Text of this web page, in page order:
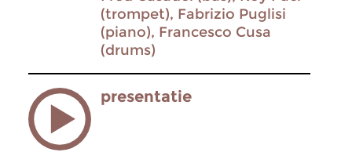
(trompet), Fabrizio Puglisi
(piano), Francesco Cusa
(drums)
presentatie